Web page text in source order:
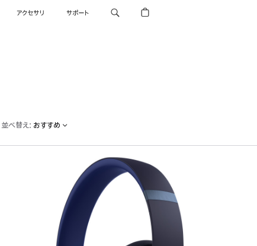
アクセサリ サポート
並べ替え: おすすめ